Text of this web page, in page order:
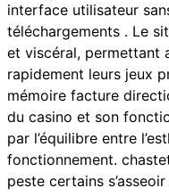
interface utilisateur
téléchargements . Le
et viscéral, permettant
rapidement leurs jeux
mémoire facture
du casino et son
par l’équilibre entre
fonctionnement.
peste certains s’asseoir